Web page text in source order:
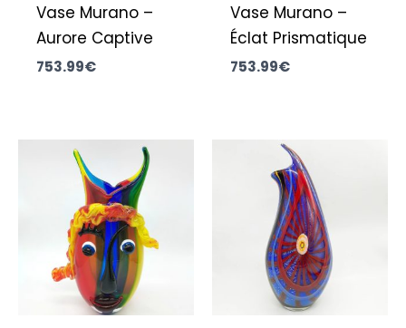
Vase Murano –
Aurore Captive
753.99€
Vase Murano –
Éclat Prismatique
753.99€